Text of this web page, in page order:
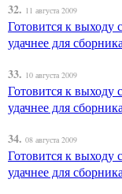
32. 11 августа 2009
Готовится к выходу
удачнее для
33. 10 августа 2009
Готовится к выходу
удачнее для
34. 08 августа 2009
Готовится к выходу
удачнее для